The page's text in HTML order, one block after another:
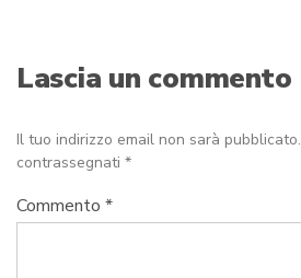
Lascia un commento
Il tuo indirizzo email non sarà pubblicato.
contrassegnati *
Commento *